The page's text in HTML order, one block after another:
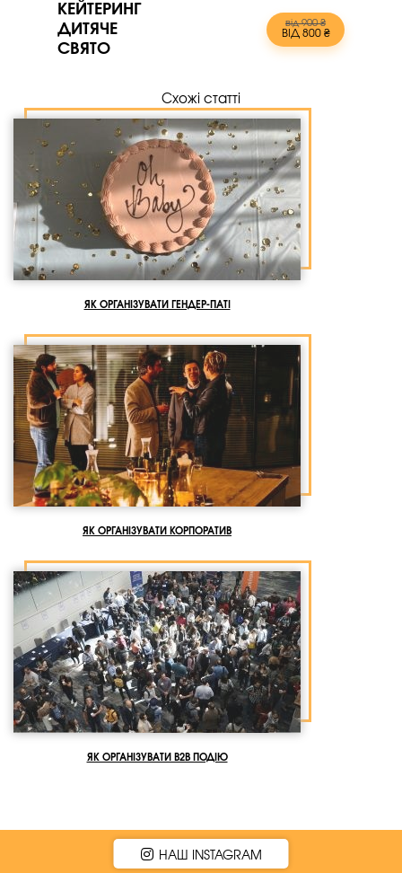
КЕЙТЕРИНГ
ДИТЯЧЕ
СВЯТО
від 900 ₴
ВІД 800 ₴
Схожі статті
ЯК ОРГАНІЗУВАТИ ГЕНДЕР-ПАТІ
ЯК ОРГАНІЗУВАТИ КОРПОРАТИВ
ЯК ОРГАНІЗУВАТИ B2B ПОДІЮ
НАШ INSTAGRAM